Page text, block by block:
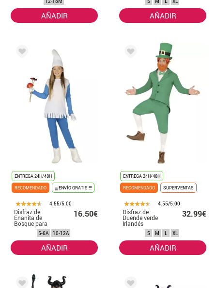
AÑADIR AÑADIR
ENTREGA 24H/48H
RECOMENDADO
¡¡¡ ENVÍO GRATIS !!!
4.55/5.00
Disfraz de
Enanita de
Bosque para
niñas
16.50€
5-6A 10-12A
AÑADIR
ENTREGA 24H/48H
RECOMENDADO
SUPERVENTAS
4.55/5.00
Disfraz de
Duende verde
Irlandés
Leprechaun para
32.99€
S M L XL
AÑADIR